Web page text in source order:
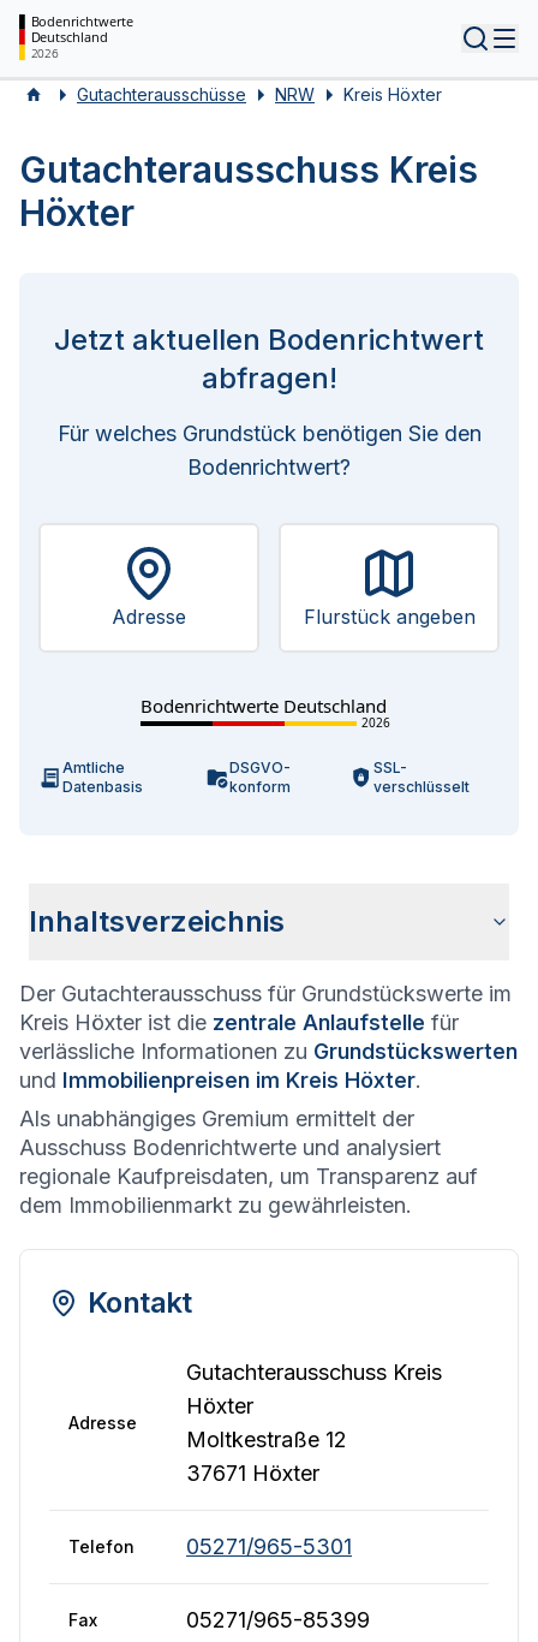
Bodenrichtwerte
Deutschland
2026
Gutachterausschüsse NRW Kreis Höxter
Gutachterausschuss Kreis
Höxter
Jetzt aktuellen Bodenrichtwert
abfragen!
Für welches Grundstück benötigen Sie den
Bodenrichtwert?
Adresse Flurstück angeben
Bodenrichtwerte Deutschland
2026
Amtliche
Datenbasis
DSGVO-
konform
SSL-
verschlüsselt
Inhaltsverzeichnis
Allgemeine Informationen
Aufgaben des Gutachterausschusses
Bodenrichtwerte & Grundstückspreise im Kreis Höxter
Fragen und Antworten zum Gutachterausschuss Kreis Höxter
Der Gutachterausschuss für Grundstückswerte im
Kreis Höxter ist die zentrale Anlaufstelle für
verlässliche Informationen zu Grundstückswerten
und Immobilienpreisen im Kreis Höxter.
Als unabhängiges Gremium ermittelt der
Ausschuss Bodenrichtwerte und analysiert
regionale Kaufpreisdaten, um Transparenz auf
dem Immobilienmarkt zu gewährleisten.
Kontakt
Adresse
Gutachterausschuss Kreis
Höxter
Moltkestraße 12
37671 Höxter
Telefon 05271/965-5301
Fax 05271/965-85399